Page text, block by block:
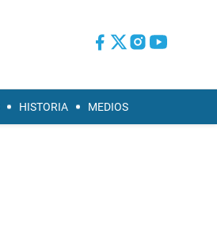
HISTORIA MEDIOS